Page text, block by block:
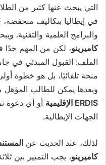
التي يبحث عنها كثير من
في إيطاليا بتكاليف
والبرامج العلمية والتقنية.
كاميرينو، لكن من المهم جدًا
الملف: القبول المبدئي في
منحة تلقائيًا، بل هو خطوة
وبعدها يمكن للطالب
ERDIS الإقليمية
أو أي دعوة
الجهات الإيطالية.
لذلك، عند الحديث عن
كاميرينو، يجب التمييز بين